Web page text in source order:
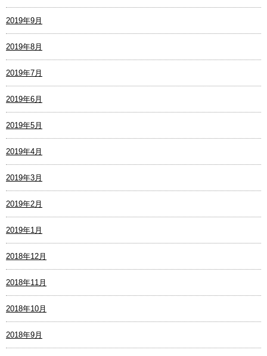
2019年9月
2019年8月
2019年7月
2019年6月
2019年5月
2019年4月
2019年3月
2019年2月
2019年1月
2018年12月
2018年11月
2018年10月
2018年9月